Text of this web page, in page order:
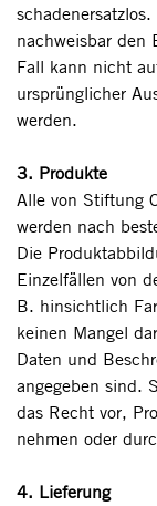
nachweisbar den
Fall kann nicht
ursprünglicher
werden.
3. Produkte
Alle von Stiftung
werden nach
Die
Einzelfällen von
B. hinsichtlich
keinen Mangel
Daten und
angegeben sind.
das Recht vor,
nehmen oder
4. Lieferung